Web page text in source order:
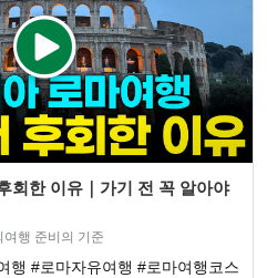
회한 이유｜가기 전 꼭 알아야
행 준비의 기준
행 #로마자유여행 #로마여행코스